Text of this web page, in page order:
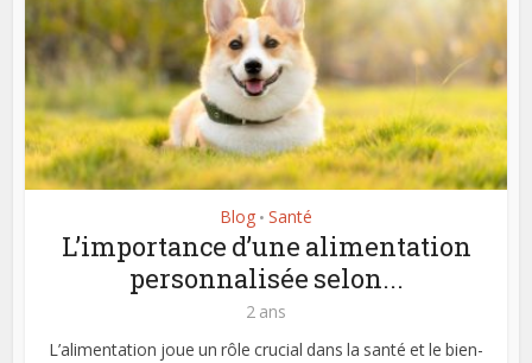
Blog • Santé
L’importance d’une alimentation
personnalisée selon...
2 ans
L’alimentation joue un rôle crucial dans la santé et le bien-